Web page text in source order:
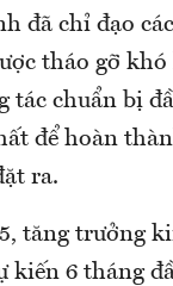
đã chỉ đạo
tháo gỡ
tác chuẩn bị
để hoàn
ra.
tăng trưởng
kiến 6 tháng